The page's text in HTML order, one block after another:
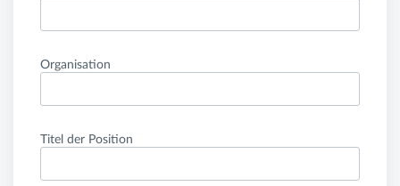
Organisation
Titel der Position